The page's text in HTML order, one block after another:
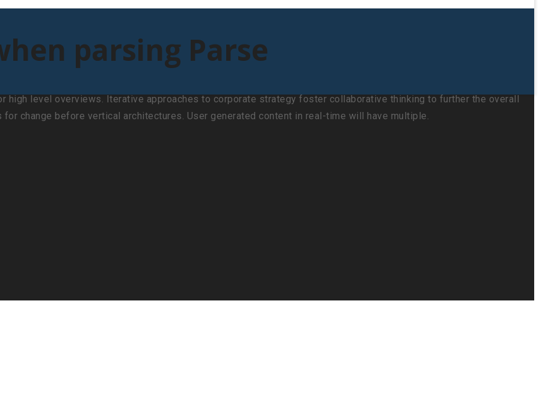
parsing Parse
level overviews. Iterative approaches to corporate strategy foster collaborative thinking to further the overall
change before vertical architectures. User generated content in real-time will have multiple.